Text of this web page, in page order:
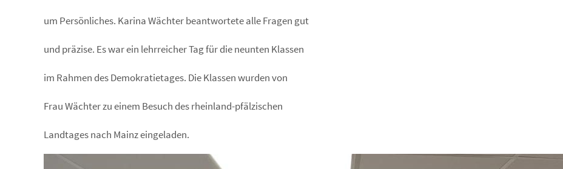
um Persönliches. Karina Wächter beantwortete alle Fragen gut
und präzise. Es war ein lehrreicher Tag für die neunten Klassen
im Rahmen des Demokratietages. Die Klassen wurden von
Frau Wächter zu einem Besuch des rheinland-pfälzischen
Landtages nach Mainz eingeladen.